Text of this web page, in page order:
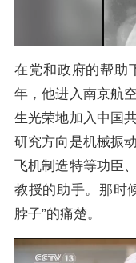
在党和政府的帮助
年，他进入南京航
生光荣地加入中国
研究方向是机械振
飞机制造特等功臣
教授的助手。那时
脖子”的痛楚。